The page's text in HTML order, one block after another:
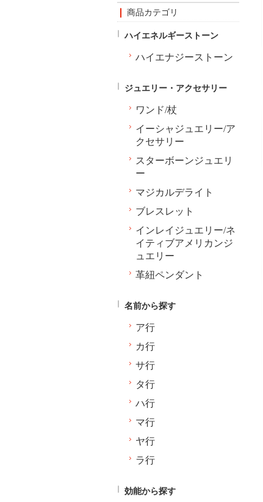
商品カテゴリ
ハイエネルギーストーン
ハイエナジーストーン
ジュエリー・アクセサリー
ワンド/杖
イーシャジュエリー/ア
クセサリー
スターボーンジュエリ
ー
マジカルデライト
ブレスレット
インレイジュエリー/ネ
イティブアメリカンジ
ュエリー
革紐ペンダント
名前から探す
ア行
カ行
サ行
タ行
ハ行
マ行
ヤ行
ラ行
効能から探す